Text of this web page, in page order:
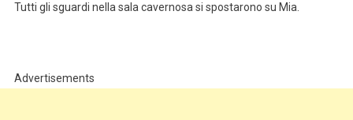
Tutti gli sguardi nella sala cavernosa si spostarono su Mia.
Advertisements